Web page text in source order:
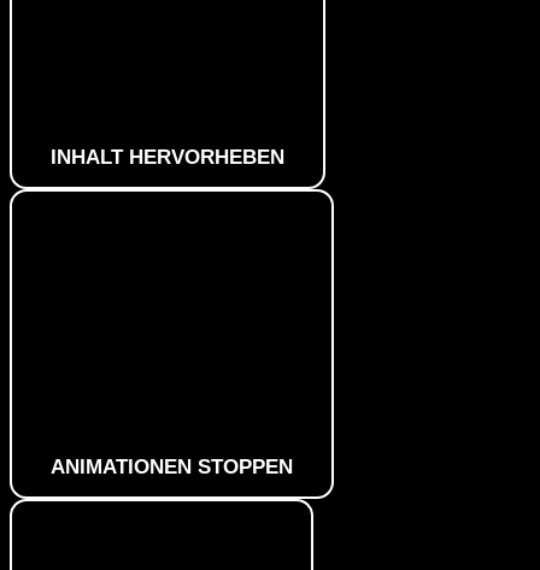
INHALT HERVORHEBEN
ANIMATIONEN STOPPEN